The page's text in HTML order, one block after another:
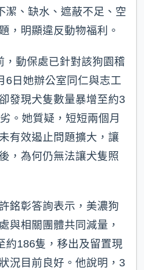
潔、缺水、遮蔽不足、空
，明顯違反動物福利。
，動保處已針對該狗園稽
6日她辦公室同仁與志工
發現犬隻數量暴增至約3
。她質疑，短短兩個月
有效遏止問題擴大，讓
，為何仍無法讓犬隻照
銘彰答詢表示，美濃狗
與相關團體共同減量，
約186隻，移出及留置現
況目前良好。他說明，3